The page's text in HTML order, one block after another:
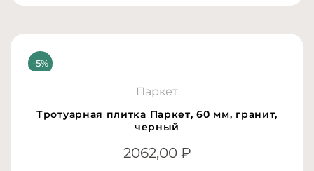
Паркет
Тротуарная плитка Паркет, 60 мм, гранит,
черный
2062,00 ₽